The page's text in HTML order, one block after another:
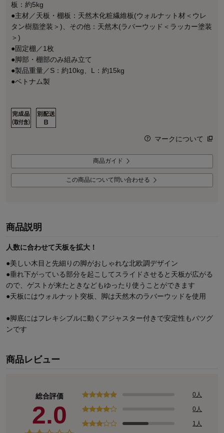
板：約5kg
●主材／天板・棚板：天然木化粧繊維板(ウォルナット材＜ウレ
タン樹脂塗装＞)、その他：天然木(ラバーウッド＜ラッカー塗装
＞)
●固定棚／1枚
●脚部・棚部のみ組み立て
●製品重量／S：約10kg、L：約15kg
●ベトナム製
マークについて
商品ガイド
この商品について問い合わせる
商品説明
人数に合わせて天板を拡大！
●美しい木目と先細りの脚がおしゃれな北欧調デザイン
●垂れ下がっている部分を起こしてスライドさせると天板が広がる
ので、ゲストが来たときなどもゆったり使うことができます
●天板にはウォルナット突板、脚は天然木のラバーウッドを使用
●脚底にはフレキシブルに動くアジャスター付きで安定性もバツグ
ンです
商品レビュー
総合評価
2.0
0人
0人
1人